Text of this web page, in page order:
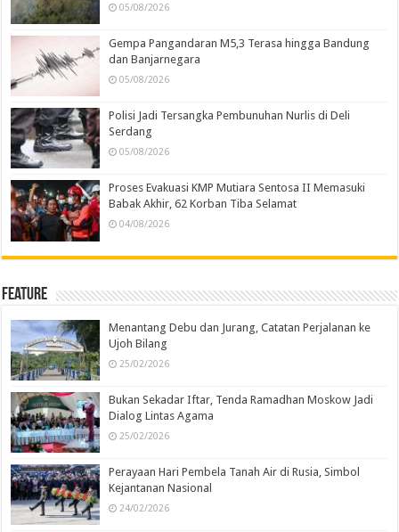
05/08/2026
Gempa Pangandaran M5,3 Terasa hingga Bandung
dan Banjarnegara
05/08/2026
Polisi Jadi Tersangka Pembunuhan Nurlis di Deli
Serdang
05/08/2026
Proses Evakuasi KMP Mutiara Sentosa II Memasuki
Babak Akhir, 62 Korban Tiba Selamat
04/08/2026
Feature
Menantang Debu dan Jurang, Catatan Perjalanan ke
Ujoh Bilang
25/02/2026
Bukan Sekadar Iftar, Tenda Ramadhan Moskow Jadi
Dialog Lintas Agama
25/02/2026
Perayaan Hari Pembela Tanah Air di Rusia, Simbol
Kejantanan Nasional
24/02/2026